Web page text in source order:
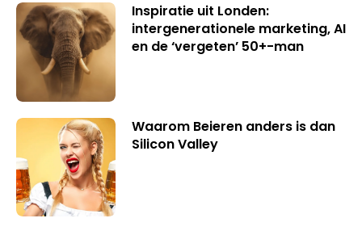
Inspiratie uit Londen:
intergenerationele marketing, AI
en de ‘vergeten’ 50+-man
Waarom Beieren anders is dan
Silicon Valley